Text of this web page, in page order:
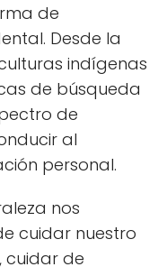
de
Desde la
indígenas
de búsqueda
de
al
personal.
nos
cuidar nuestro
cuidar de